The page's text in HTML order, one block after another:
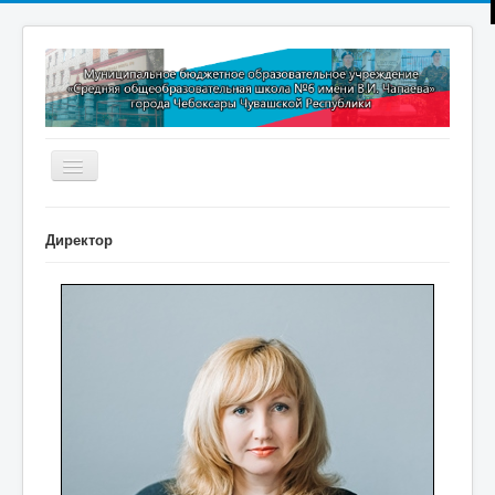
Включить/
выключить
Прокуратура разъясняет
ПРИЕМ В 1 КЛАСС
Директор